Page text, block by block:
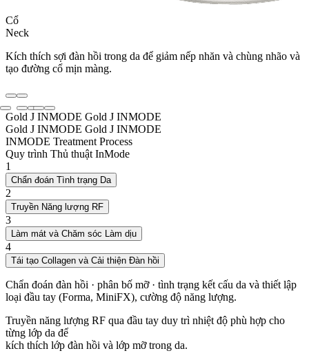
Cổ
Neck
Kích thích sợi đàn hồi trong da để giảm nếp nhăn và chùng nhão và
tạo đường cổ mịn màng.
Gold J INMODE Gold J INMODE
Gold J INMODE Gold J INMODE
INMODE Treatment Process
Quy trình Thủ thuật InMode
1
Chẩn đoán Tình trạng Da
2
Truyền Năng lượng RF
3
Làm mát và Chăm sóc Làm dịu
4
Tái tạo Collagen và Cải thiện Đàn hồi
Chẩn đoán đàn hồi · phân bố mỡ · tình trạng kết cấu da và thiết lập
loại đầu tay (Forma, MiniFX), cường độ năng lượng.
Truyền năng lượng RF qua đầu tay duy trì nhiệt độ phù hợp cho
từng lớp da để
kích thích lớp đàn hồi và lớp mỡ trong da.